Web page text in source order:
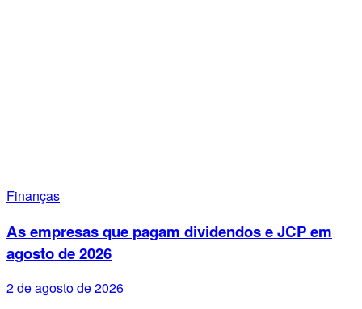
Finanças
As empresas que pagam dividendos e JCP em
agosto de 2026
2 de agosto de 2026